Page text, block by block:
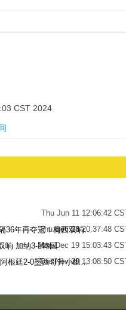
CST 2024
Thu Jun 11 12:06:42
Thu Dec 28 20:37:48
世界杯-阿根廷点球7-5法国，时隔36年再夺冠！梅西双响姆巴佩戴帽
Mon Dec 19 15:03:43
响 加纳3-2韩国
Tue Nov 29 13:08:50
梅西无解贴地斩+助攻恩佐破门 阿根廷2-0墨西哥升小组第二